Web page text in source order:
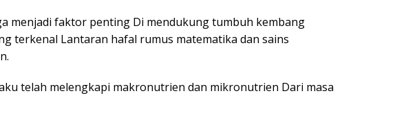
menjadi faktor penting Di mendukung tumbuh kembang
terkenal Lantaran hafal rumus matematika dan sains
telah melengkapi makronutrien dan mikronutrien Dari masa